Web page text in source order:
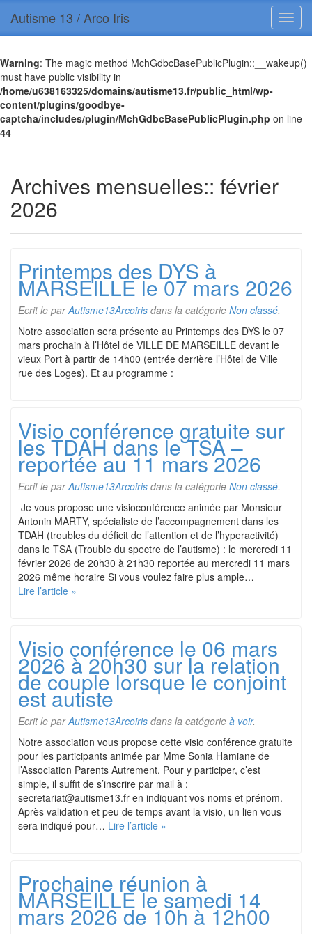
Warning: The magic method MchGdbcBasePublicPlugin::__wakeup()
must have public visibility in
/home/u638163325/domains/autisme13.fr/public_html/wp-
content/plugins/goodbye-
captcha/includes/plugin/MchGdbcBasePublicPlugin.php on line
44
Autisme 13 / Arco Iris
Archives mensuelles:: février
2026
Printemps des DYS à
MARSEILLE le 07 mars 2026
Ecrit le parAutisme13Arcoiris dans la catégorie Non classé.
Notre association sera présente au Printemps des DYS le 07
mars prochain à l’Hôtel de VILLE DE MARSEILLE devant le
vieux Port à partir de 14h00 (entrée derrière l’Hôtel de Ville
rue des Loges). Et au programme :
Visio conférence gratuite sur
les TDAH dans le TSA –
reportée au 11 mars 2026
Ecrit le parAutisme13Arcoiris dans la catégorie Non classé.
Je vous propose une visioconférence animée par Monsieur
Antonin MARTY, spécialiste de l’accompagnement dans les
TDAH (troubles du déficit de l’attention et de l’hyperactivité)
dans le TSA (Trouble du spectre de l’autisme) : le mercredi 11
février 2026 de 20h30 à 21h30 reportée au mercredi 11 mars
2026 même horaire Si vous voulez faire plus ample…
Lire l’article »
Visio conférence le 06 mars
2026 à 20h30 sur la relation
de couple lorsque le conjoint
est autiste
Ecrit le parAutisme13Arcoiris dans la catégorie à voir.
Notre association vous propose cette visio conférence gratuite
pour les participants animée par Mme Sonia Hamiane de
l’Association Parents Autrement. Pour y participer, c’est
simple, il suffit de s’inscrire par mail à :
secretariat@autisme13.fr en indiquant vos noms et prénom.
Après validation et peu de temps avant la visio, un lien vous
sera indiqué pour… Lire l’article »
Prochaine réunion à
MARSEILLE le samedi 14
mars 2026 de 10h à 12h00